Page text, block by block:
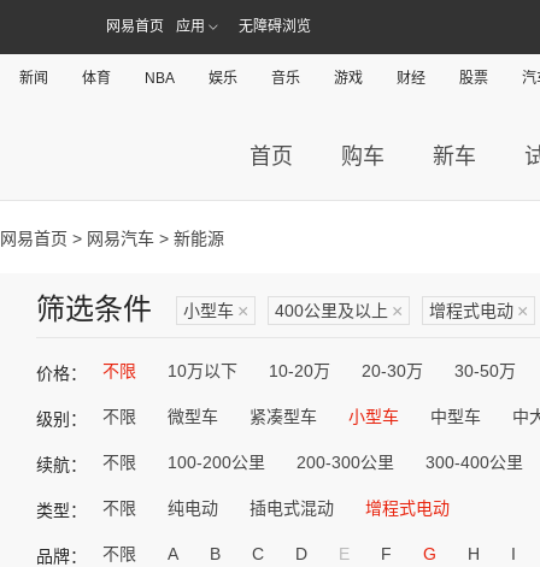
网易首页 应用 无障碍浏览
新闻 体育 NBA 娱乐 音乐 游戏 财经 股票 汽
首页 购车 新车
网易首页 > 网易汽车 > 新能源
筛选条件 小型车 × 400公里及以上 × 增程式电动 ×
价格： 不限 10万以下 10-20万 20-30万 30-50万
级别： 不限 微型车 紧凑型车 小型车 中型车 中
续航： 不限 100-200公里 200-300公里 300-400公里
类型： 不限 纯电动 插电式混动 增程式电动
品牌： 不限 A B C D E F G H I